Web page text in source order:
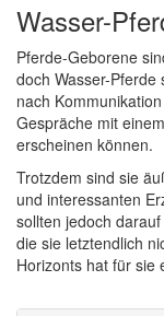
Wasser-
Pferde-Geborene
doch Wasser-
nach
Gespräche mit
erscheinen können.
Trotzdem sind sie
und interessanten
sollten jedoch
die sie letztendlich
Horizonts hat für sie